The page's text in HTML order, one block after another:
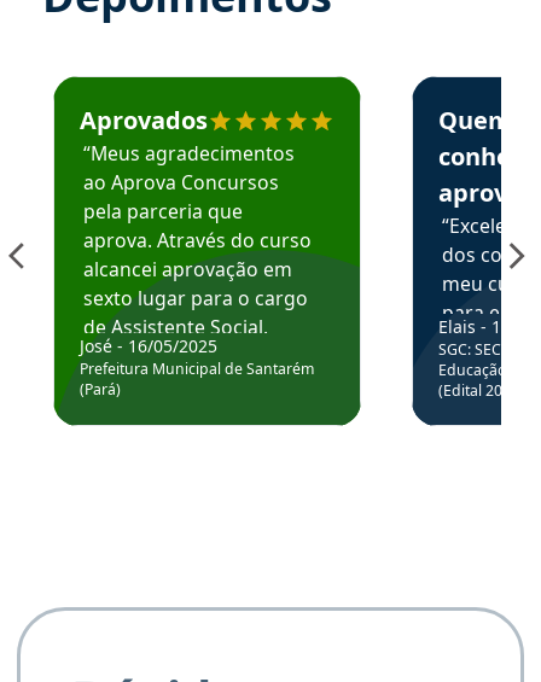
Estudante José recomenda o Aprova Concursos em
Aprovados
“Meus agradecimentos
ao Aprova Concursos
pela parceria que
aprova. Através do curso
alcancei aprovação em
sexto lugar para o cargo
de Assistente Social.
Hoje estou atuando na
Prefeitura de Santarém.
José - 16/05/2025
Prefeitura Municipal de Santarém
(Pará)
Estudante
Quem
aprova
dos
meu
para
colocar
através
de
Elais - 15/
SGC: SEC BA
Educação
(Edital